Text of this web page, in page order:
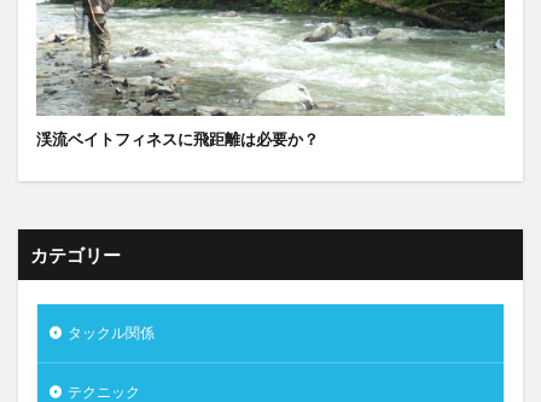
渓流ベイトフィネスに飛距離は必要か？
カテゴリー
タックル関係
テクニック